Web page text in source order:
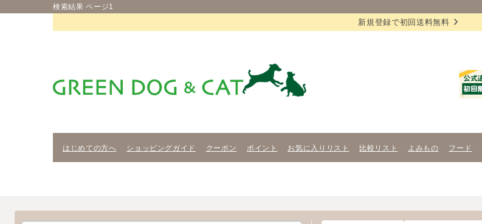
検索結果 ページ1
新規登録で初回送料無料
はじめての方へ ショッピングガイド クーポン ポイント お気に入りリスト 比較リスト よみもの フード